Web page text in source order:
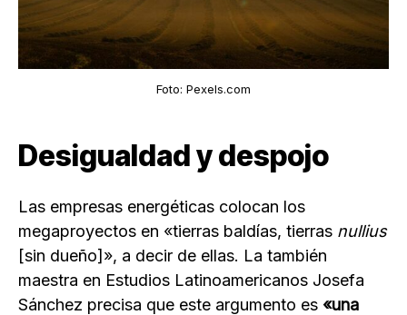
Foto: Pexels.com
Desigualdad y despojo
Las empresas energéticas colocan los
megaproyectos en «tierras baldías, tierras nullius
[sin dueño]», a decir de ellas. La también
maestra en Estudios Latinoamericanos Josefa
Sánchez precisa que este argumento es «una